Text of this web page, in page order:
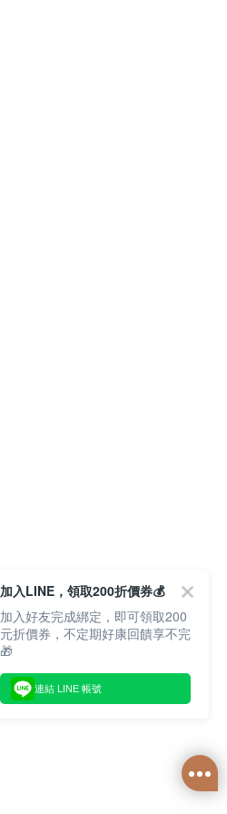
加入LINE，領取200折價券💰
加入好友完成綁定，即可領取200
元折價券，不定期好康回饋享不完
🎁
連結 LINE 帳號